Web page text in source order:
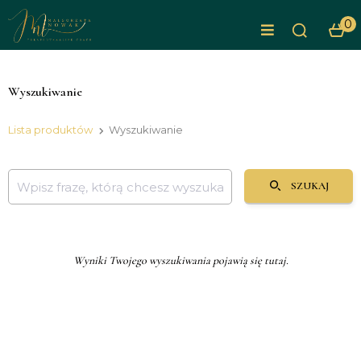
0
Wyszukiwanie
Lista produktów Wyszukiwanie
SZUKAJ
Wyniki Twojego wyszukiwania pojawią się tutaj.